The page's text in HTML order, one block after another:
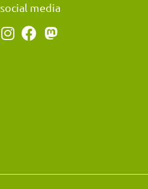
social media
I
F
M